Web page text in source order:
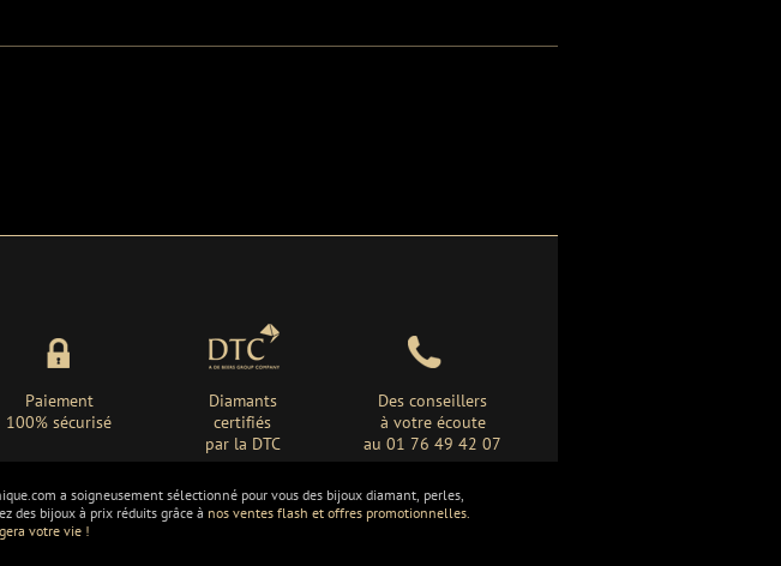
Paiement
100% sécurisé
Diamants
certifiés
par la DTC
Des conseillers
à votre écoute
au 01 76 49 42 07
a soigneusement sélectionné pour vous des bijoux diamant, perles,
des bijoux à prix réduits grâce à nos ventes flash et offres promotionnelles.
votre vie !